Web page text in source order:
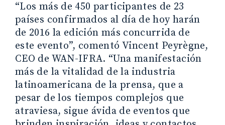
“Los más de 450 participantes de 23
países confirmados al día de hoy harán
de 2016 la edición más concurrida de
este evento”, comentó Vincent Peyrègne,
CEO de WAN-IFRA. “Una manifestación
más de la vitalidad de la industria
latinoamericana de la prensa, que a
pesar de los tiempos complejos que
atraviesa, sigue ávida de eventos que